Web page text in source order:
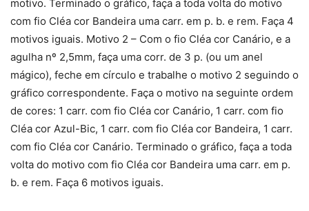
motivo. Terminado o gráfico, faça a toda volta do motivo
com fio Cléa cor Bandeira uma carr. em p. b. e rem. Faça 4
motivos iguais. Motivo 2 – Com o fio Cléa cor Canário, e a
agulha nº 2,5mm, faça uma corr. de 3 p. (ou um anel
mágico), feche em círculo e trabalhe o motivo 2 seguindo o
gráfico correspondente. Faça o motivo na seguinte ordem
de cores: 1 carr. com fio Cléa cor Canário, 1 carr. com fio
Cléa cor Azul-Bic, 1 carr. com fio Cléa cor Bandeira, 1 carr.
com fio Cléa cor Canário. Terminado o gráfico, faça a toda
volta do motivo com fio Cléa cor Bandeira uma carr. em p.
b. e rem. Faça 6 motivos iguais.